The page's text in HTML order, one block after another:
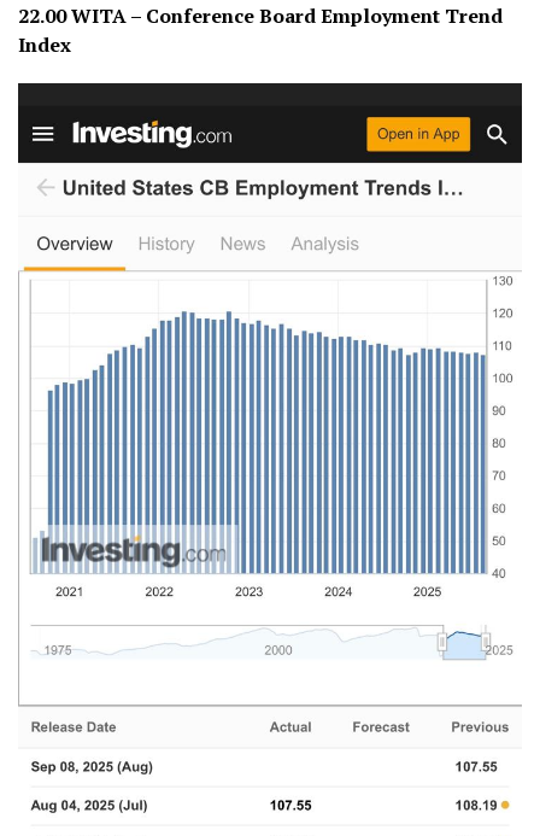
Nyatanya, uang bansos kopid masih…
https://t.co/clgaPbQM35
— Hoteliercrypto (@hoteliercrypto) September 2, 2025
22.00 WITA – Conference Board Employment Trend
Index